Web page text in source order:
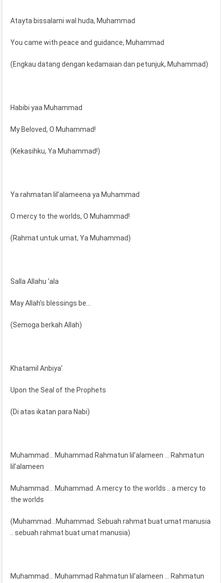
Atayta bissalami wal huda, Muhammad
You came with peace and guidance, Muhammad
(Engkau datang dengan kedamaian dan petunjuk, Muhammad)
Habibi yaa Muhammad
My Beloved, O Muhammad!
(Kekasihku, Ya Muhammad!)
Ya rahmatan lil’alameena ya Muhammad
O mercy to the worlds, O Muhammad!
(Rahmat untuk umat, Ya Muhammad)
Salla Allahu ‘ala
May Allah's blessings be…
(Semoga berkah Allah)
Khatamil Anbiya’
Upon the Seal of the Prophets
(Di atas ikatan para Nabi)
Muhammad... Muhammad Rahmatun lil’alameen … Rahmatun
lil’alameen
Muhammad... Muhammad. A mercy to the worlds .. a mercy to
the worlds
(Muhammad...Muhammad. Sebuah rahmat buat umat manusia
.. sebuah rahmat buat umat manusia)
Muhammad... Muhammad Rahmatun lil’alameen … Rahmatun